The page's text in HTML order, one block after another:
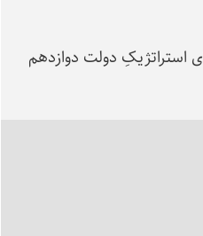
استراتژیکِ دولت دوازدهم